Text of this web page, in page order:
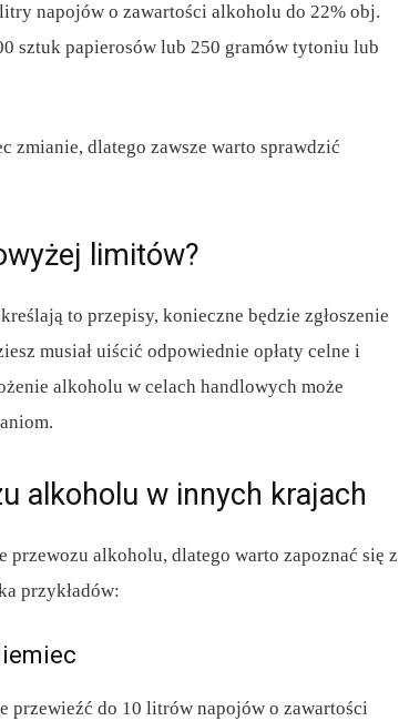
napojów o zawartości alkoholu do 22% obj.
sztuk papierosów lub 250 gramów tytoniu lub
zmianie, dlatego zawsze warto sprawdzić
limitów?
to przepisy, konieczne będzie zgłoszenie
musiał uiścić odpowiednie opłaty celne i
alkoholu w celach handlowych może
alkoholu w innych krajach
przewozu alkoholu, dlatego warto zapoznać się z
przykładów:
przewieźć do 10 litrów napojów o zawartości